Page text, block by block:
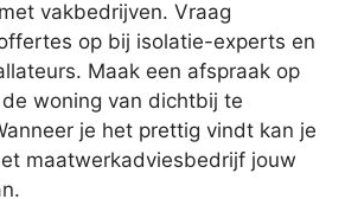
vakbedrijven. Vraag
op bij isolatie-experts en
Maak een afspraak op
woning van dichtbij te
je het prettig vindt kan je
maatwerkadviesbedrijf jouw